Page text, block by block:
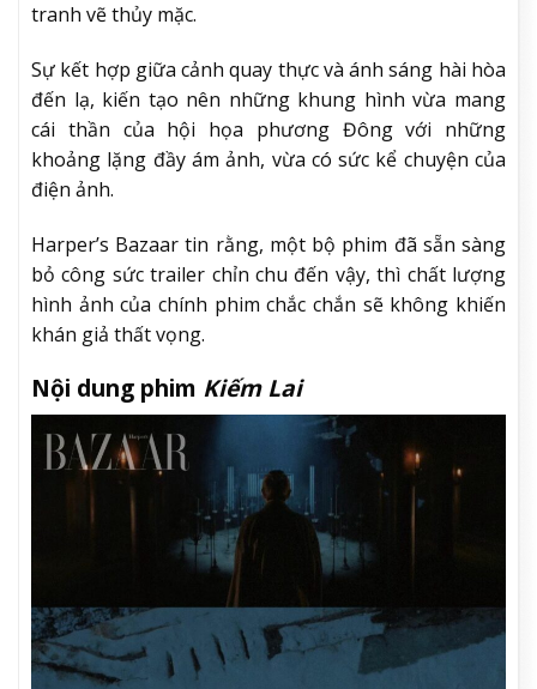
tranh vẽ thủy mặc.
Sự kết hợp giữa cảnh quay thực và ánh sáng hài hòa
đến lạ, kiến tạo nên những khung hình vừa mang
cái thần của hội họa phương Đông với những
khoảng lặng đầy ám ảnh, vừa có sức kể chuyện của
điện ảnh.
Harper’s Bazaar tin rằng, một bộ phim đã sẵn sàng
bỏ công sức trailer chỉn chu đến vậy, thì chất lượng
hình ảnh của chính phim chắc chắn sẽ không khiến
khán giả thất vọng.
Nội dung phim Kiếm Lai